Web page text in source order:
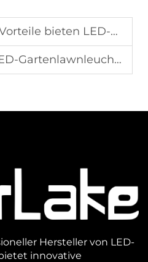
Garagen-Überdachungsleuchten für die Sicherheit
schafft die beste Atmosphäre
Hersteller von LED-
innovative